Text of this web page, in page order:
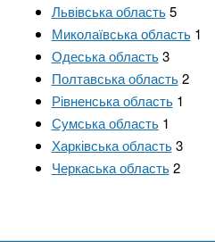
Львівська область 5
Миколаївська область 1
Одеська область 3
Полтавська область 2
Рівненська область 1
Сумська область 1
Харківська область 3
Черкаська область 2